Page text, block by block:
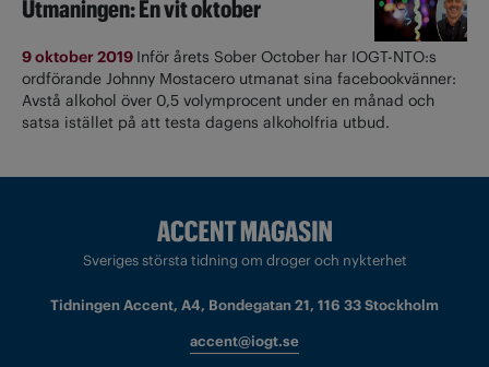
Utmaningen: En vit oktober
9 oktober 2019 Inför årets Sober October har IOGT-NTO:s
ordförande Johnny Mostacero utmanat sina facebookvänner:
Avstå alkohol över 0,5 volymprocent under en månad och
satsa istället på att testa dagens alkoholfria utbud.
Sveriges största tidning om droger och nykterhet
Tidningen Accent, A4, Bondegatan 21, 116 33 Stockholm
accent@iogt.se